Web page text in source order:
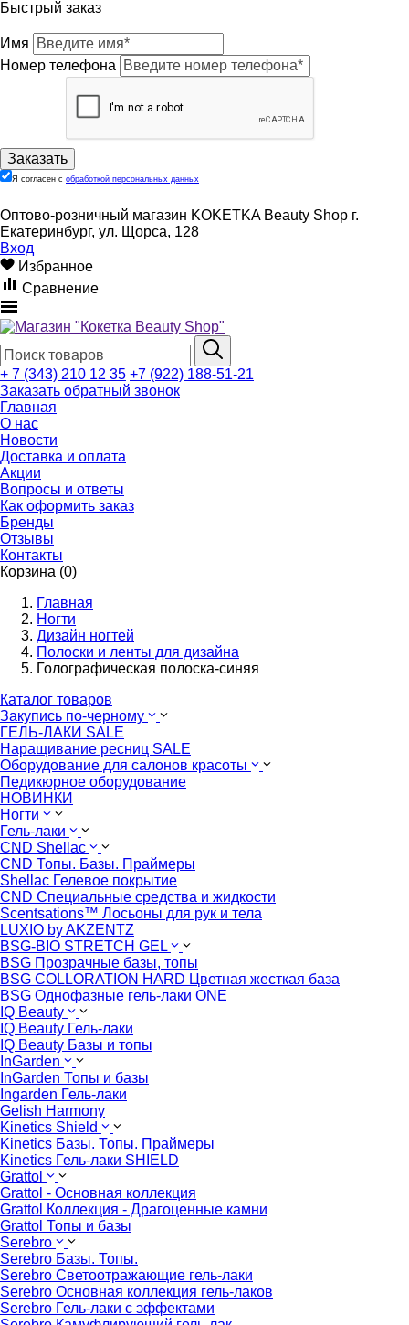
Быстрый заказ
Имя
Номер телефона
Я согласен с обработкой персональных данных
Оптово-розничный магазин KOKETKA Beauty Shop г.
Екатеринбург, ул. Щорса, 128
Вход
Избранное
Сравнение
+ 7 (343) 210 12 35 +7 (922) 188-51-21
Заказать обратный звонок
Главная
О нас
Новости
Доставка и оплата
Акции
Вопросы и ответы
Как оформить заказ
Бренды
Отзывы
Контакты
Корзина (0)
Главная
Ногти
Дизайн ногтей
Полоски и ленты для дизайна
Голографическая полоска-синяя
Каталог товаров
Закупись по-черному
ГЕЛЬ-ЛАКИ SALE
Наращивание ресниц SALE
Оборудование для салонов красоты
Педикюрное оборудование
НОВИНКИ
Ногти
Гель-лаки
CND Shellac
CND Топы. Базы. Праймеры
Shellac Гелевое покрытие
CND Специальные средства и жидкости
Scentsations™ Лосьоны для рук и тела
LUXIO by AKZENTZ
BSG-BIO STRETCH GEL
BSG Прозрачные базы, топы
BSG COLLORATION HARD Цветная жесткая база
BSG Однофазные гель-лаки ONE
IQ Beauty
IQ Beauty Гель-лаки
IQ Beauty Базы и топы
InGarden
InGarden Топы и базы
Ingarden Гель-лаки
Gelish Harmony
Kinetics Shield
Kinetics Базы. Топы. Праймеры
Kinetics Гель-лаки SHIELD
Grattol
Grattol - Oснoвнaя коллекция
Grattol Коллекция - Драгоценные камни
Grattol Топы и базы
Serebro
Serebro Базы. Топы.
Serebro Светоотражающие гель-лаки
Serebro Основная коллекция гель-лаков
Serebro Гель-лаки с эффектами